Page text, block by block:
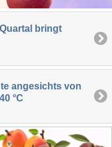
bringt
angesichts von
°C